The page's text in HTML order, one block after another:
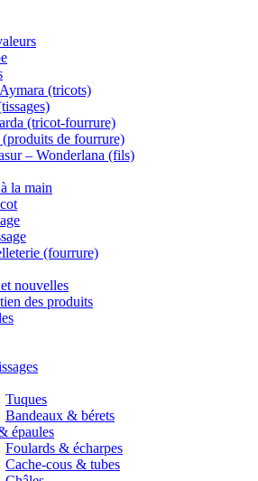
(tricots)
(tricot-fourrure)
(produits de fourrure)
– Wonderlana (fils)
la main
(fourrure)
nouvelles
des produits
Tuques
Bandeaux & bérets
épaules
Foulards & écharpes
Cache-cous & tubes